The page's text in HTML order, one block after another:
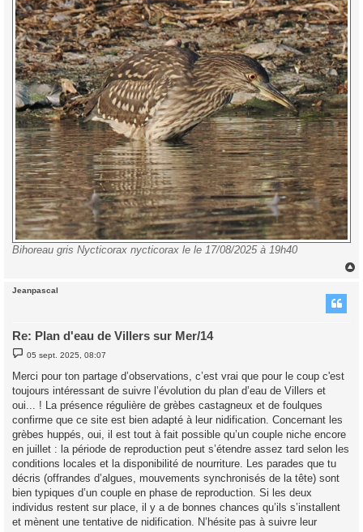
Bihoreau gris Nycticorax nycticorax le le 17/08/2025 à 19h40
Jeanpascal
Re: Plan d'eau de Villers sur Mer/14
M
e
s
a
g
e
05 sept. 2025, 08:07
Merci pour ton partage d’observations, c’est vrai que pour le coup c'est
toujours intéressant de suivre l’évolution du plan d’eau de Villers et
oui... ! La présence régulière de grèbes castagneux et de foulques
confirme que ce site est bien adapté à leur nidification. Concernant les
grèbes huppés, oui, il est tout à fait possible qu’un couple niche encore
en juillet : la période de reproduction peut s’étendre assez tard selon les
conditions locales et la disponibilité de nourriture. Les parades que tu
décris (offrandes d’algues, mouvements synchronisés de la tête) sont
bien typiques d’un couple en phase de reproduction. Si les deux
individus restent sur place, il y a de bonnes chances qu’ils s’installent
et mènent une tentative de nidification. N’hésite pas à suivre leur